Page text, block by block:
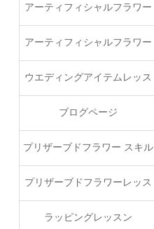
アーティフィシャルフラワー
うさくまフラワースタイルコ
ース（ベーシック）
アーティフィシャルフラワー
ブーケスキルアップレッスン
ウエディングアイテムレッス
ン
ブログページ
プリザーブドフラワー スキル
アップブーケレッスン
プリザーブドフラワーレッス
ン
ラッピングレッスン